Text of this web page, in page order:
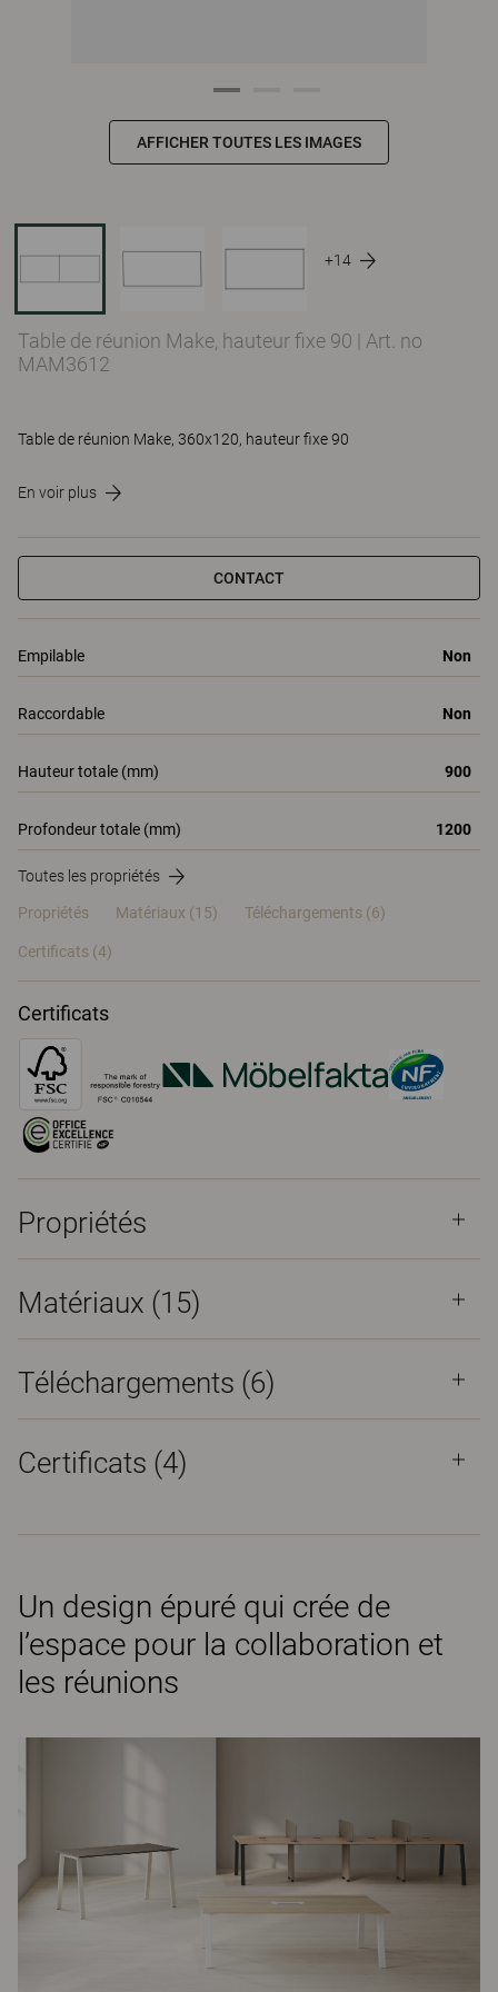
AFFICHER TOUTES LES IMAGES
+14
Table de réunion Make, hauteur fixe 90 | Art. no
MAM3612
Table de réunion Make, 360x120, hauteur fixe 90
En voir plus
CONTACT
Empilable Non
Raccordable Non
Hauteur totale (mm) 900
Profondeur totale (mm) 1200
Toutes les propriétés
Propriétés Matériaux (15) Téléchargements (6)
Certificats (4)
Certificats
Propriétés
Matériaux (15)
Téléchargements (6)
Certificats (4)
Un design épuré qui crée de
l’espace pour la collaboration et
les réunions